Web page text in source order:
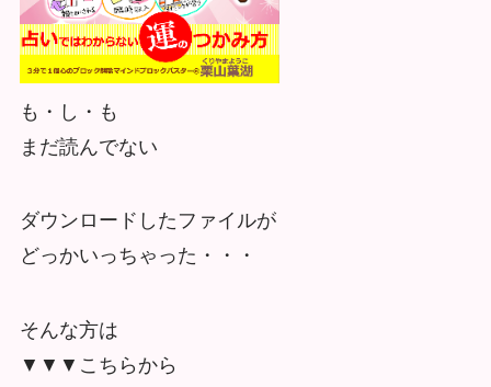
も・し・も
まだ読んでない
ダウンロードしたファイルが
どっかいっちゃった・・・
そんな方は
▼▼▼こちらから